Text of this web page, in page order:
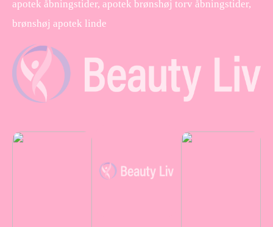
apotek åbningstider, apotek brønshøj torv åbningstider,
brønshøj apotek linde